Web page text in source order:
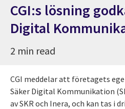
CGI:s lösning
Digital
2 min read
CGI meddelar att företagets
Säker Digital Kommunikation
av SKR och Inera, och kan tas i